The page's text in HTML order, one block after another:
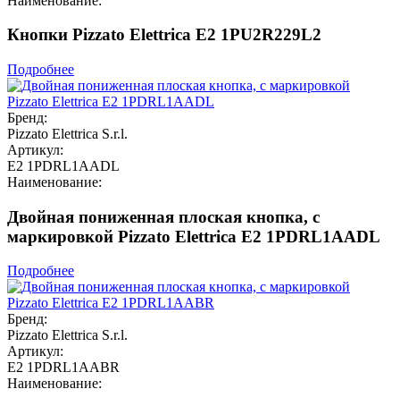
Кнопки Pizzato Elettrica E2 1PU2R229L2
Подробнее
Бренд:
Pizzato Elettrica S.r.l.
Артикул:
E2 1PDRL1AADL
Наименование:
Двойная пониженная плоская кнопка, c
маркировкой Pizzato Elettrica E2 1PDRL1AADL
Подробнее
Бренд:
Pizzato Elettrica S.r.l.
Артикул:
E2 1PDRL1AABR
Наименование: